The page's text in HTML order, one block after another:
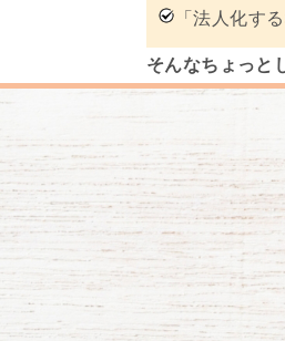
「法人化す
そんなちょっと